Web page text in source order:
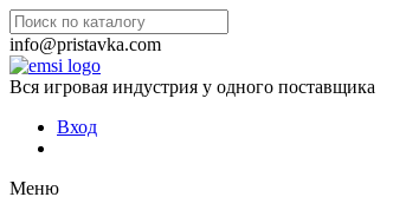
info@pristavka.com
Вся игровая индустрия у одного поставщика
Вход
Меню